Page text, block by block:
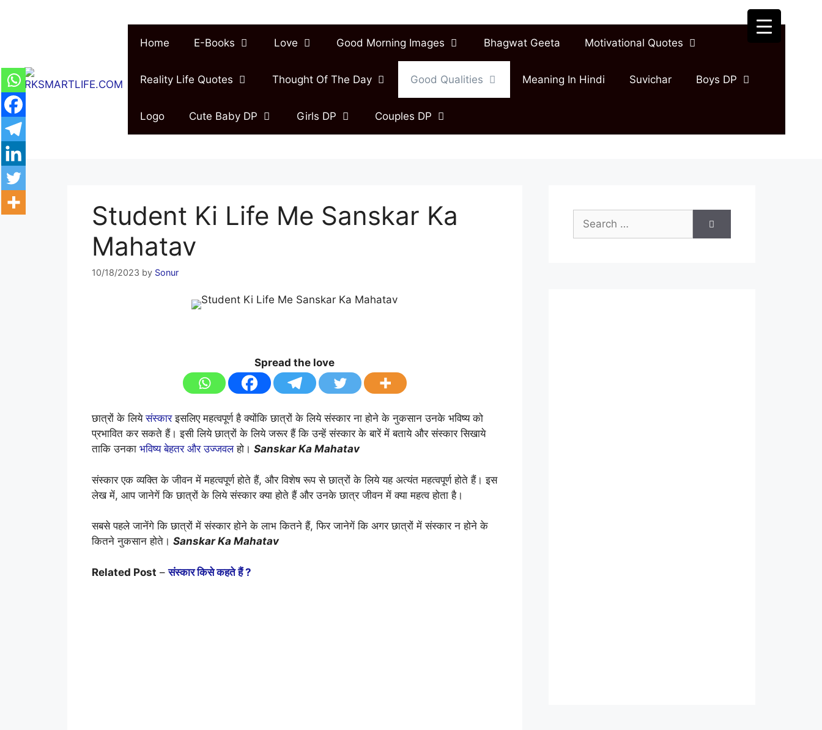
Home E-Books Love Good Morning Images Bhagwat Geeta Motivational Quotes
Reality Life Quotes Thought Of The Day Good Qualities Meaning In Hindi Suvichar Boys DP
Logo Cute Baby DP Girls DP Couples DP
Student Ki Life Me Sanskar Ka
Mahatav
10/18/2023 by Sonur
Spread the love
छात्रों के लियेसंस्कारइसलिए महत्वपूर्ण है क्योंकि छात्रों के लिये संस्कार ना होने के नुकसान उनके भविष्य को
प्रभावित कर सकते हैं। इसी लिये छात्रों के लिये जरूर हैं कि उन्हें संस्कार के बारें में बताये और संस्कार सिखाये
ताकि उनका भविष्य बेहतर और उज्जवलहो। Sanskar Ka Mahatav
संस्कार एक व्यक्ति के जीवन में महत्वपूर्ण होते हैं, और विशेष रूप से छात्रों के लिये यह अत्यंत महत्वपूर्ण होते हैं। इस
लेख में, आप जानेगें कि छात्रों के लिये संस्कार क्या होते हैं और उनके छात्र जीवन में क्या महत्व होता है।
सबसे पहले जानेंगे कि छात्रों में संस्कार होने के लाभ कितने हैं, फिर जानेगें कि अगर छात्रों में संस्कार न होने के
कितने नुकसान होते। Sanskar Ka Mahatav
Related Post –संस्कार किसे कहते हैं ?
Search
for: